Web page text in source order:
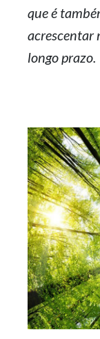
que é
acrescentar
longo prazo.